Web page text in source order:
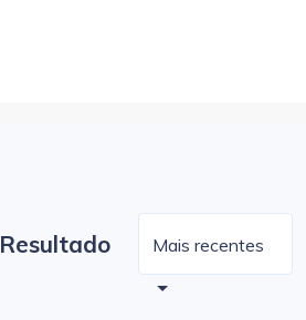
Mais recentes